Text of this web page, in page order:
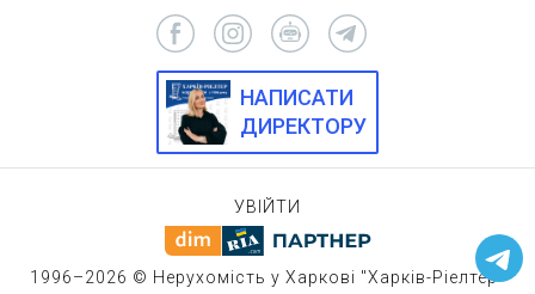
НАПИСАТИ
ДИРЕКТОРУ
1996–2026 © Нерухомість у Харкові "Харків-Ріелтер"
УВІЙТИ